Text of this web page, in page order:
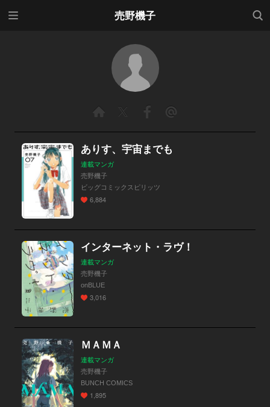
売野機子
検索
ありす、宇宙までも
連載マンガ
売野機子
ビッグコミックスピリッツ
6,884
インターネット・ラヴ！
連載マンガ
売野機子
onBLUE
3,016
ＭＡＭＡ
連載マンガ
売野機子
BUNCH COMICS
1,895